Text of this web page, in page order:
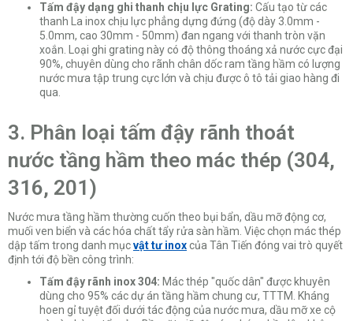
Tấm đậy dạng ghi thanh chịu lực Grating: Cấu tạo từ các
thanh La inox chịu lực phẳng dựng đứng (độ dày 3.0mm -
5.0mm, cao 30mm - 50mm) đan ngang với thanh tròn vặn
xoắn. Loại ghi grating này có độ thông thoáng xả nước cực đại
90%, chuyên dùng cho rãnh chân dốc ram tầng hầm có lượng
nước mưa tập trung cực lớn và chịu được ô tô tải giao hàng đi
qua.
3. Phân loại tấm đậy rãnh thoát
nước tầng hầm theo mác thép (304,
316, 201)
Nước mưa tầng hầm thường cuốn theo bụi bẩn, dầu mỡ động cơ,
muối ven biển và các hóa chất tẩy rửa sàn hầm. Việc chọn mác thép
dập tấm trong danh mụcvật tư inoxcủa Tân Tiến đóng vai trò quyết
định tới độ bền công trình:
Tấm đậy rãnh inox 304: Mác thép "quốc dân" được khuyên
dùng cho 95% các dự án tầng hầm chung cư, TTTM. Kháng
hoen gỉ tuyệt đối dưới tác động của nước mưa, dầu mỡ xe cộ